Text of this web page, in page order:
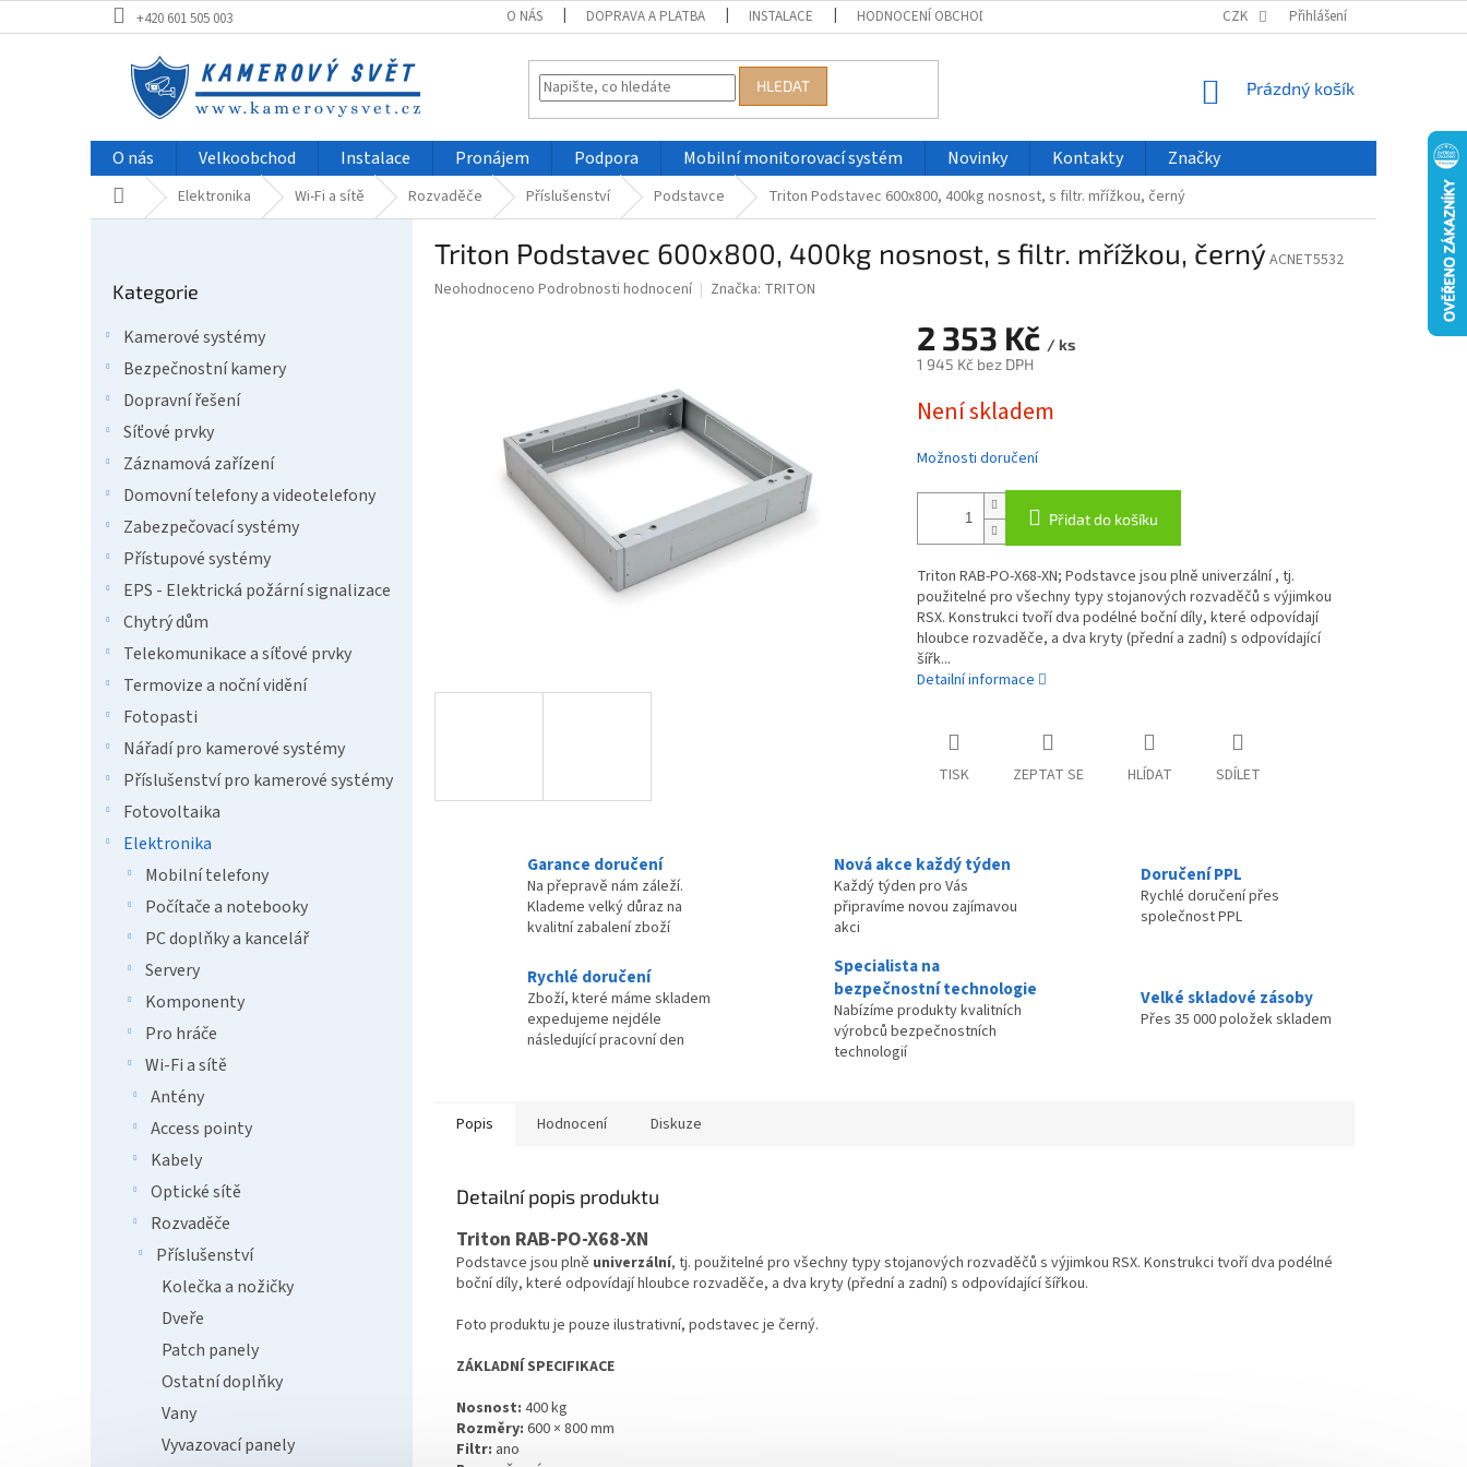
na
+420 601 505 003 O NÁS DOPRAVA A PLATBA INSTALACE HODNOCENÍ OBCHODU VELKOOBCHOD ČASTO KLADENÉ DOTAZY
CZK Přihlášení
HLEDAT
NÁKUPNÍ
Prázdný košík
O nás Velkoobchod Instalace Pronájem Podpora Mobilní monitorovací systém Novinky Kontakty Značky
Domů Elektronika Wi-Fi a sítě Rozvaděče Příslušenství Podstavce Triton Podstavec 600x800, 400kg nosnost, s filtr. mřížkou, černý
kategorie
Kategorie
Kamerové systémy
Bezpečnostní kamery
Dopravní řešení
Síťové prvky
Záznamová zařízení
Domovní telefony a videotelefony
Zabezpečovací systémy
Přístupové systémy
EPS - Elektrická požární signalizace
Chytrý dům
Telekomunikace a síťové prvky
Termovize a noční vidění
Fotopasti
Nářadí pro kamerové systémy
Příslušenství pro kamerové systémy
Fotovoltaika
Elektronika
Mobilní telefony
Počítače a notebooky
PC doplňky a kancelář
Servery
Komponenty
Pro hráče
Wi-Fi a sítě
Antény
Access pointy
Kabely
Optické sítě
Rozvaděče
Příslušenství
Kolečka a nožičky
Dveře
Patch panely
Ostatní doplňky
Vany
Vyvazovací panely
Triton Podstavec 600x800, 400kg nosnost, s filtr. mřížkou, černý ACNET5532
Průměrné
hvězdiček.
Neohodnoceno Podrobnosti hodnocení Značka: TRITON
2 353 Kč / ks
1 945 Kč bez DPH
cena:
Není skladem
Možnosti doručení
Přidat do košíku
Triton RAB-PO-X68-XN; Podstavce jsou plně univerzální , tj.
použitelné pro všechny typy stojanových rozvaděčů s výjimkou
RSX. Konstrukci tvoří dva podélné boční díly, které odpovídají
hloubce rozvaděče, a dva kryty (přední a zadní) s odpovídající
šířk...
Detailní informace
TISK ZEPTAT SE HLÍDAT SDÍLET
Garance doručení
Na přepravě nám záleží.
Klademe velký důraz na
kvalitní zabalení zboží
Nová akce každý týden
Každý týden pro Vás
připravíme novou zajímavou
akci
Doručení PPL
Rychlé doručení přes
společnost PPL
Rychlé doručení
Zboží, které máme skladem
expedujeme nejdéle
následující pracovní den
Specialista na
bezpečnostní technologie
Nabízíme produkty kvalitních
výrobců bezpečnostních
technologií
Velké skladové zásoby
Přes 35 000 položek skladem
Popis Hodnocení Diskuze
Detailní popis produktu
Triton RAB-PO-X68-XN
Podstavce jsou plně univerzální, tj. použitelné pro všechny typy stojanových rozvaděčů s výjimkou RSX. Konstrukci tvoří dva podélné
boční díly, které odpovídají hloubce rozvaděče, a dva kryty (přední a zadní) s odpovídající šířkou.
Foto produktu je pouze ilustrativní, podstavec je černý.
ZÁKLADNÍ SPECIFIKACE
Nosnost: 400 kg
Rozměry: 600 × 800 mm
Filtr: ano